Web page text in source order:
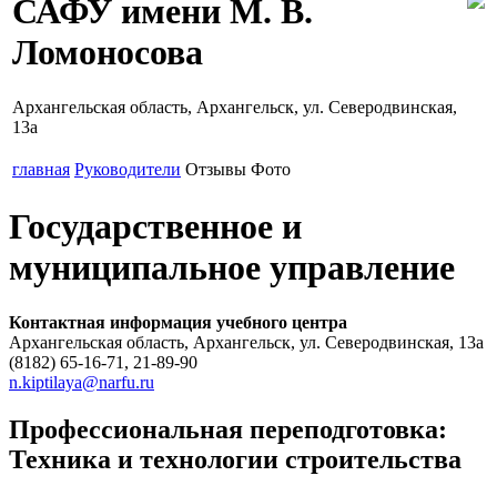
САФУ имени М. В.
Ломоносова
Архангельская область, Архангельск, ул. Северодвинская,
13а
главная Руководители Отзывы Фото
Государственное и
муниципальное управление
Контактная информация учебного центра
Архангельская область, Архангельск, ул. Северодвинская, 13а
(8182) 65-16-71, 21-89-90
n.kiptilaya@narfu.ru
Профессиональная переподготовка:
Техника и технологии строительства